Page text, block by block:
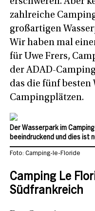
zahlreiche
großartigen
Wir haben mal
für Uwe Frers,
der ADAD-
das die fünf besten
Campingplätzen.
Der Wasserpark im
beeindruckend und dies ist
Foto: Camping-le-Floride
Camping Le
Südfrankreich